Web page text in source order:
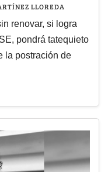
LLOREDA
renovar, si logra
pondrá tatequieto
la postración de